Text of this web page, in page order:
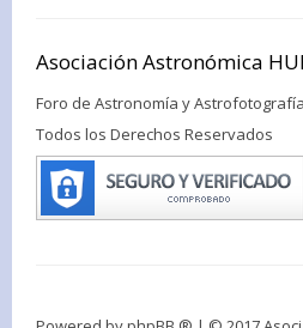
Asociación Astronómica
Foro de Astronomía y
Todos los Derechos Reservados